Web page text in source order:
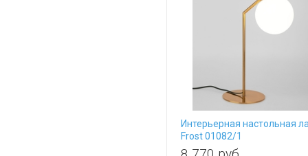
Интерьерная настольная
Frost 01082/1